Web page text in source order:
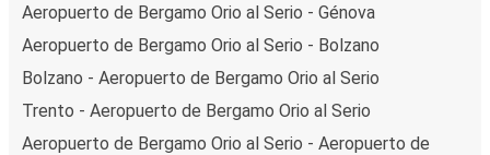
Aeropuerto de Bergamo Orio al Serio - Génova
Aeropuerto de Bergamo Orio al Serio - Bolzano
Bolzano - Aeropuerto de Bergamo Orio al Serio
Trento - Aeropuerto de Bergamo Orio al Serio
Aeropuerto de Bergamo Orio al Serio - Aeropuerto de